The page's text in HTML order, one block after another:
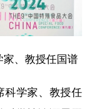
家、教授任国谱
科学家、教授任